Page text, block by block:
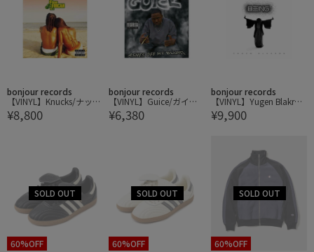
bonjour records
【VINYL】Knucks/ナック
ス A Fine African Man
¥8,800
bonjour records
【VINYL】Guice/ガイス
Ashes Off My Blunt
¥6,380
bonjour records
【VINYL】Yugen Blakro
k/ユーゲン・ブラックロ
ック The Illusion of Being
¥9,900
60%OFF
60%OFF
60%OFF